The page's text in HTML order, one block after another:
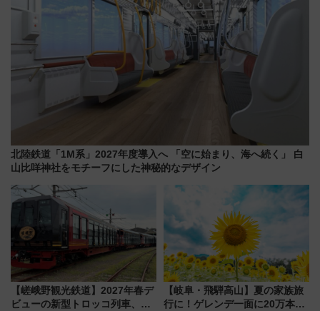
北陸鉄道「1M系」2027年度導入へ 「空に始まり、海へ続く」 白
山比咩神社をモチーフにした神秘的なデザイン
【嵯峨野観光鉄道】2027年春デ
ビューの新型トロッコ列車、い
【岐阜・飛騨高山】夏の家族旅
行に！ゲレンデ一面に20万本の